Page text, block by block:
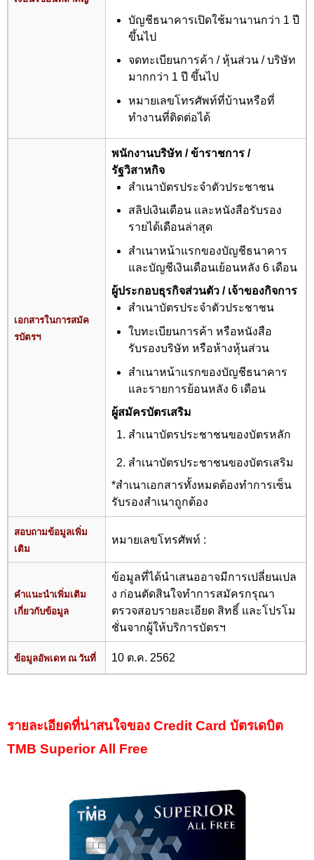
บัญชีธนาคารเปิดใช้มานานกว่า 1 ปี
ขึ้นไป
จดทะเบียนการค้า / หุ้นส่วน / บริษัท
มากกว่า 1 ปี ขึ้นไป
หมายเลขโทรศัพท์ที่บ้านหรือที่
ทำงานที่ติดต่อได้
เอกสารในการสมัค
รบัตรฯ
พนักงานบริษัท / ข้าราชการ /
รัฐวิสาหกิจ
สำเนาบัตรประจำตัวประชาชน
สลิปเงินเดือน และหนังสือรับรอง
รายได้เดือนล่าสุด
สำเนาหน้าแรกของบัญชีธนาคาร
และบัญชีเงินเดือนเย้อนหลัง 6 เดือน
ผู้ประกอบธุรกิจส่วนตัว / เจ้าของกิจการ
สำเนาบัตรประจำตัวประชาชน
ใบทะเบียนการค้า หรือหนังสือ
รับรองบริษัท หรือห้างหุ้นส่วน
สำเนาหน้าแรกของบัญชีธนาคาร
และรายการย้อนหลัง 6 เดือน
ผู้สมัครบัตรเสริม
สำเนาบัตรประชาชนของบัตรหลัก
สำเนาบัตรประชาชนของบัตรเสริม
*สำเนาเอกสารทั้งหมดต้องทำการเซ็น
รับรองสำเนาถูกต้อง
สอบถามข้อมูลเพิ่ม
เติม
หมายเลขโทรศัพท์ :
คำแนะนำเพิ่มเติม
เกี่ยวกับข้อมูล
ข้อมูลที่ได้นำเสนออาจมีการเปลี่ยนเปล
ง ก่อนตัดสินใจทำการสมัครกรุณา
ตรวจสอบรายละเอียด สิทธิ์ และโปรโม
ชั่นจากผู้ให้บริการบัตรฯ
ข้อมูลอัพเดท ณ วันที่ 10 ต.ค. 2562
รายละเอียดที่น่าสนใจของ Credit Card บัตรเดบิต
TMB Superior All Free